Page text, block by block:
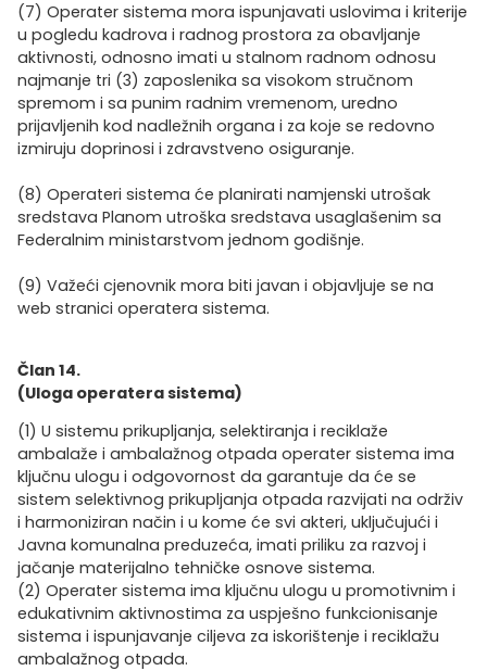
(7) Operater sistema mora ispunjavati uslovima i kriterije
u pogledu kadrova i radnog prostora za obavljanje
aktivnosti, odnosno imati u stalnom radnom odnosu
najmanje tri (3) zaposlenika sa visokom stručnom
spremom i sa punim radnim vremenom, uredno
prijavljenih kod nadležnih organa i za koje se redovno
izmiruju doprinosi i zdravstveno osiguranje.
(8) Operateri sistema će planirati namjenski utrošak
sredstava Planom utroška sredstava usaglašenim sa
Federalnim ministarstvom jednom godišnje.
(9) Važeći cjenovnik mora biti javan i objavljuje se na
web stranici operatera sistema.
Član 14.
(Uloga operatera sistema)
(1) U sistemu prikupljanja, selektiranja i reciklaže
ambalaže i ambalažnog otpada operater sistema ima
ključnu ulogu i odgovornost da garantuje da će se
sistem selektivnog prikupljanja otpada razvijati na održiv
i harmoniziran način i u kome će svi akteri, uključujući i
Javna komunalna preduzeća, imati priliku za razvoj i
jačanje materijalno tehničke osnove sistema.
(2) Operater sistema ima ključnu ulogu u promotivnim i
edukativnim aktivnostima za uspješno funkcionisanje
sistema i ispunjavanje ciljeva za iskorištenje i reciklažu
ambalažnog otpada.